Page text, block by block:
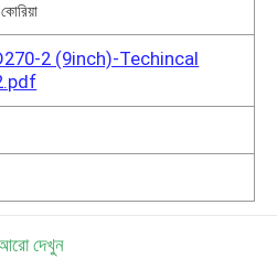
2 (9inch)-Techincal
দেখুন